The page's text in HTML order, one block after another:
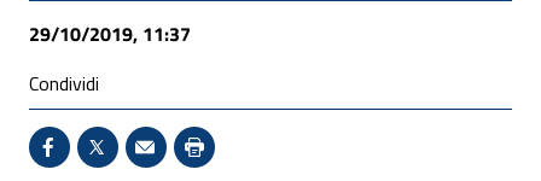
29/10/2019, 11:37
Condividi
Condividi su Facebook - Sito esterno - Apertura in
X - Sito esterno - Apertura in nuova finestra
Invio Mail: apre il programma di posta
Stampa pagina: scelta meno